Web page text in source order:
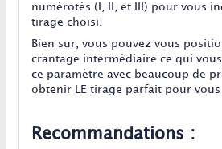
numérotés (I, II, et III) pour vous
tirage choisi.
Bien sur, vous pouvez vous
crantage intermédiaire ce qui
ce paramètre avec beaucoup de
obtenir LE tirage parfait pour vous
Recommandations :